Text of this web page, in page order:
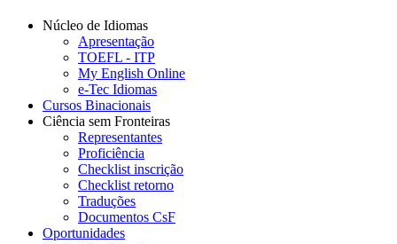
Núcleo de Idiomas
Apresentação
TOEFL - ITP
My English Online
e-Tec Idiomas
Cursos Binacionais
Ciência sem Fronteiras
Representantes
Proficiência
Checklist inscrição
Checklist retorno
Traduções
Documentos CsF
Oportunidades